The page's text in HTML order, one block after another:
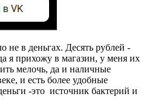
не в деньгах. Десять рублей -
я прихожу в магазин, у меня их
мелочь, да и наличные
и есть более удобные
-это источник бактерий и